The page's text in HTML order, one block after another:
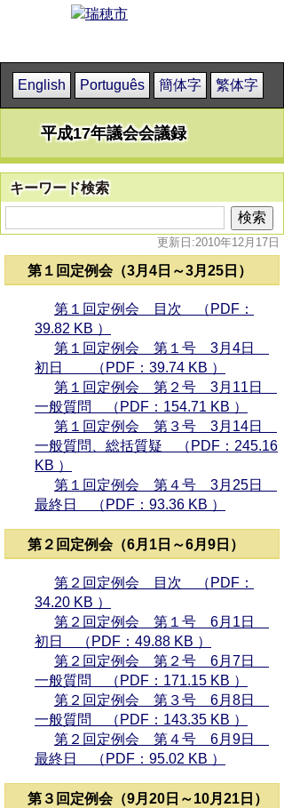
English Português 簡体字 繁体字
平成17年議会会議録
キーワード検索
更新日:2010年12月17日
第１回定例会（3月4日～3月25日）
第１回定例会 目次 （PDF：
39.82 KB ）
第１回定例会 第１号 3月4日
初日 （PDF：39.74 KB ）
第１回定例会 第２号 3月11日
一般質問 （PDF：154.71 KB ）
第１回定例会 第３号 3月14日
一般質問、総括質疑 （PDF：245.16
KB ）
第１回定例会 第４号 3月25日
最終日 （PDF：93.36 KB ）
第２回定例会（6月1日～6月9日）
第２回定例会 目次 （PDF：
34.20 KB ）
第２回定例会 第１号 6月1日
初日 （PDF：49.88 KB ）
第２回定例会 第２号 6月7日
一般質問 （PDF：171.15 KB ）
第２回定例会 第３号 6月8日
一般質問 （PDF：143.35 KB ）
第２回定例会 第４号 6月9日
最終日 （PDF：95.02 KB ）
第３回定例会（9月20日～10月21日）